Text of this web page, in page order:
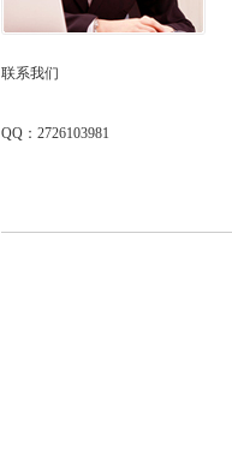
联系我们
QQ：2726103981